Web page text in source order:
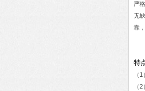
严
无
靠
特
（
（